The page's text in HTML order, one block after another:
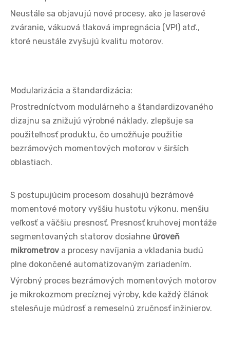
Neustále sa objavujú nové procesy, ako je laserové
zváranie, vákuová tlaková impregnácia (VPI) atď.,
ktoré neustále zvyšujú kvalitu motorov.
Modularizácia a štandardizácia:
Prostredníctvom modulárneho a štandardizovaného
dizajnu sa znižujú výrobné náklady, zlepšuje sa
použiteľnosť produktu, čo umožňuje použitie
bezrámových momentových motorov v širších
oblastiach.
S postupujúcim procesom dosahujú bezrámové
momentové motory vyššiu hustotu výkonu, menšiu
veľkosť a väčšiu presnosť. Presnosť kruhovej montáže
segmentovaných statorov dosiahne úroveň
mikrometrov a procesy navíjania a vkladania budú
plne dokončené automatizovaným zariadením.
Výrobný proces bezrámových momentových motorov
je mikrokozmom precíznej výroby, kde každý článok
stelesňuje múdrosť a remeselnú zručnosť inžinierov.